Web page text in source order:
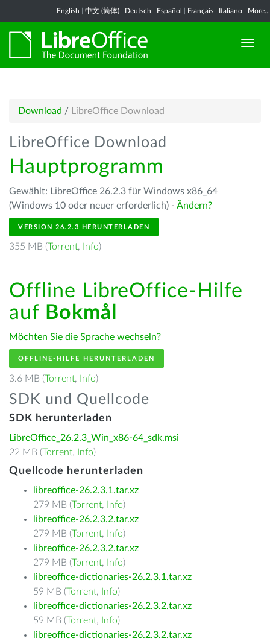
English 中文 (简体) Deutsch Español Français Italiano More...
Download / LibreOffice Download
LibreOffice Download
Hauptprogramm
Gewählt: LibreOffice 26.2.3 für Windows x86_64
(Windows 10 oder neuer erforderlich) - Ändern?
VERSION 26.2.3 HERUNTERLADEN
355 MB (Torrent, Info)
Offline LibreOffice-Hilfe
auf Bokmål
Möchten Sie die Sprache wechseln?
OFFLINE-HILFE HERUNTERLADEN
3.6 MB (Torrent, Info)
SDK und Quellcode
SDK herunterladen
LibreOffice_26.2.3_Win_x86-64_sdk.msi
22 MB (Torrent, Info)
Quellcode herunterladen
libreoffice-26.2.3.1.tar.xz
279 MB (Torrent, Info)
libreoffice-26.2.3.2.tar.xz
279 MB (Torrent, Info)
libreoffice-26.2.3.2.tar.xz
279 MB (Torrent, Info)
libreoffice-dictionaries-26.2.3.1.tar.xz
59 MB (Torrent, Info)
libreoffice-dictionaries-26.2.3.2.tar.xz
59 MB (Torrent, Info)
libreoffice-dictionaries-26.2.3.2.tar.xz